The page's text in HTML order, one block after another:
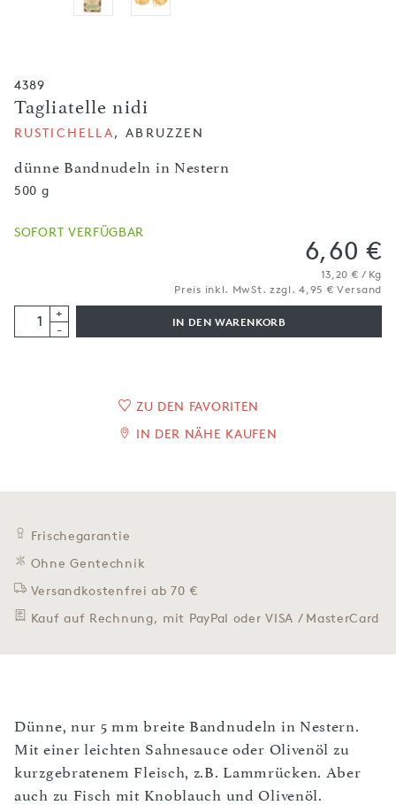
4389
Tagliatelle nidi
dünne Bandnudeln in Nestern
RUSTICHELLA, ABRUZZEN
500 g
SOFORT VERFÜGBAR
6,60 €
13,20 € / Kg
Preis inkl. MwSt. zzgl. 4,95 € Versand
+
-
IN DEN WARENKORB
ZU DEN FAVORITEN
IN DER NÄHE KAUFEN
Frischegarantie
Ohne Gentechnik
Versandkostenfrei ab 70 €
Kauf auf Rechnung, mit PayPal oder VISA / MasterCard
Dünne, nur 5 mm breite Bandnudeln in Nestern.
Mit einer leichten Sahnesauce oder Olivenöl zu
kurzgebratenem Fleisch, z.B. Lammrücken. Aber
auch zu Fisch mit Knoblauch und Olivenöl.